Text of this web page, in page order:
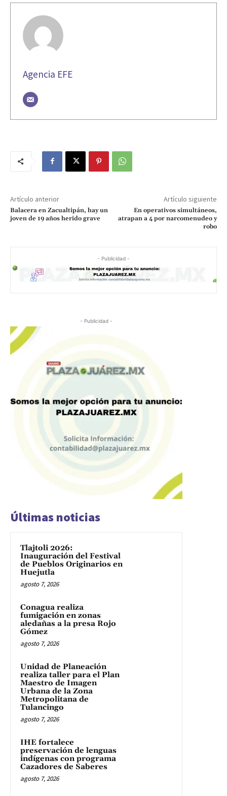
Agencia EFE
Artículo anterior
Balacera en Zacualtipán, hay un
joven de 19 años herido grave
Artículo siguiente
En operativos simultáneos,
atrapan a 4 por narcomenudeo y
robo
- Publicidad -
- Publicidad -
Últimas noticias
Tlajtoli 2026:
Inauguración del Festival
de Pueblos Originarios en
Huejutla
agosto 7, 2026
Conagua realiza
fumigación en zonas
aledañas a la presa Rojo
Gómez
agosto 7, 2026
Unidad de Planeación
realiza taller para el Plan
Maestro de Imagen
Urbana de la Zona
Metropolitana de
Tulancingo
agosto 7, 2026
IHE fortalece
preservación de lenguas
indígenas con programa
Cazadores de Saberes
agosto 7, 2026